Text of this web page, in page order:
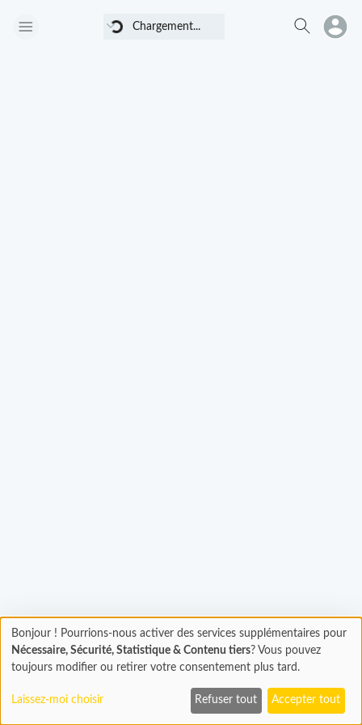
Chargement... Chargement...
Chargement
En cours...
Bonjour ! Pourrions-nous activer des services supplémentaires pour
Nécessaire, Sécurité, Statistique & Contenu tiers? Vous pouvez
toujours modifier ou retirer votre consentement plus tard.
Laissez-moi choisir Refuser tout Accepter tout